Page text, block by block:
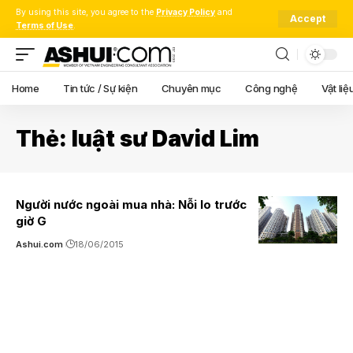
By using this site, you agree to the Privacy Policy and
Terms of Use.
Accept
Home Tin tức / Sự kiện Chuyên mục Công nghệ Vật
Thẻ: luật sư David Lim
Người nước ngoài mua nhà: Nỗi lo trước
giờ G
Ashui.com 18/06/2015